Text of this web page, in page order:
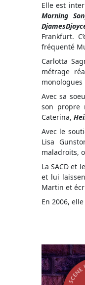
Elle est
Morning
Frankfurt.
fréquenté
Carlotta
métrage
Avec sa
son propre
Caterina,
Avec le
Lisa
maladroits,
La SACD et
et lui
Martin et
En 2006,